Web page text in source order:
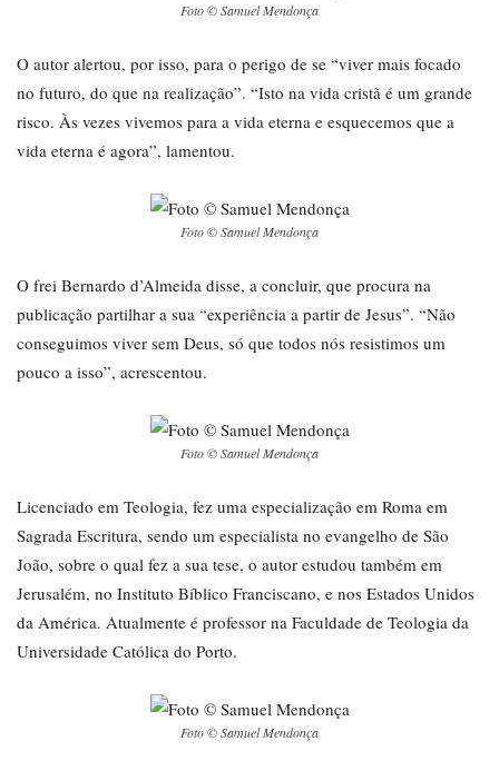
Foto © Samuel Mendonça
O autor alertou, por isso, para o perigo de se “viver mais focado
no futuro, do que na realização”. “Isto na vida cristã é um grande
risco. Às vezes vivemos para a vida eterna e esquecemos que a
vida eterna é agora”, lamentou.
Foto © Samuel Mendonça
O frei Bernardo d’Almeida disse, a concluir, que procura na
publicação partilhar a sua “experiência a partir de Jesus”. “Não
conseguimos viver sem Deus, só que todos nós resistimos um
pouco a isso”, acrescentou.
Foto © Samuel Mendonça
Licenciado em Teologia, fez uma especialização em Roma em
Sagrada Escritura, sendo um especialista no evangelho de São
João, sobre o qual fez a sua tese, o autor estudou também em
Jerusalém, no Instituto Bíblico Franciscano, e nos Estados Unidos
da América. Atualmente é professor na Faculdade de Teologia da
Universidade Católica do Porto.
Foto © Samuel Mendonça